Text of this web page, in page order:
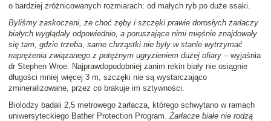
o bardziej zróżnicowanych rozmiarach: od małych ryb po duże ssaki.
Byliśmy zaskoczeni, że choć zęby i szczęki prawie dorosłych żarłaczy
białych wyglądały odpowiednio, a poruszające nimi mięśnie znajdowały
się tam, gdzie trzeba, same chrząstki nie były w stanie wytrzymać
naprężenia związanego z potężnym ugryzieniem dużej ofiary – wyjaśnia
dr Stephen Wroe. Najprawdopodobniej zanim rekin biały nie osiągnie
długości mniej więcej 3 m, szczęki nie są wystarczająco
zmineralizowane, przez co brakuje im sztywności.
Biolodzy badali 2,5 metrowego żarłacza, którego schwytano w ramach
uniwersyteckiego Bather Protection Program. Żarłacze białe nie rodzą